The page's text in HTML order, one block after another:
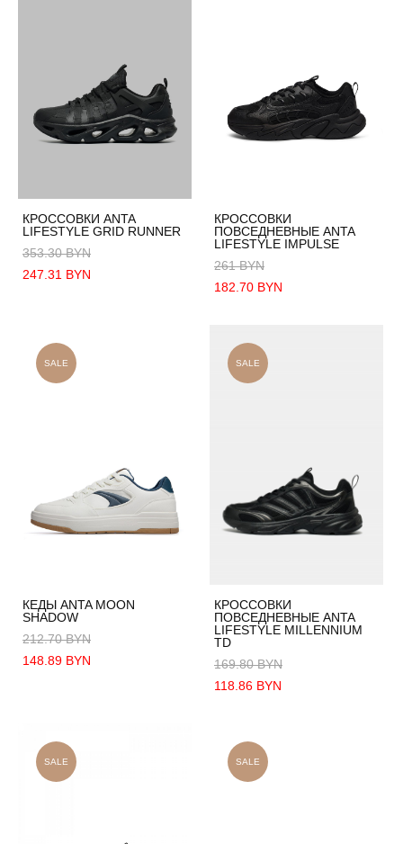
КРОССОВКИ ANTA
LIFESTYLE GRID RUNNER
353.30 BYN
247.31 BYN
КРОССОВКИ
ПОВСЕДНЕВНЫЕ ANTA
LIFESTYLE IMPULSE
261 BYN
182.70 BYN
SALE
КЕДЫ ANTA MOON
SHADOW
212.70 BYN
148.89 BYN
SALE
КРОССОВКИ
ПОВСЕДНЕВНЫЕ ANTA
LIFESTYLE MILLENNIUM
TD
169.80 BYN
118.86 BYN
SALE SALE